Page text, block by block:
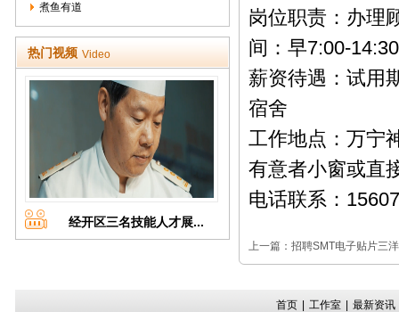
煮鱼有道
热门视频 Video
经开区三名技能人才展...
岗位职责：办理
间：早7:00-
薪资待遇：试用
宿舍
工作地点：万宁
有意者小窗或直
电话联系：
上一篇： 招聘SMT电子贴片三
首页 工作室 最新资讯